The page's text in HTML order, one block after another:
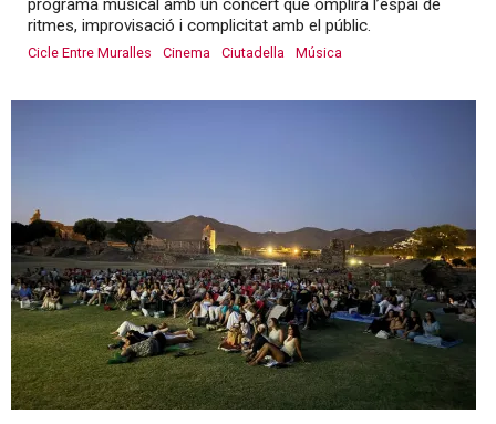
programa musical amb un concert que omplirà l’espai de
ritmes, improvisació i complicitat amb el públic.
Cicle Entre Muralles Cinema Ciutadella Música